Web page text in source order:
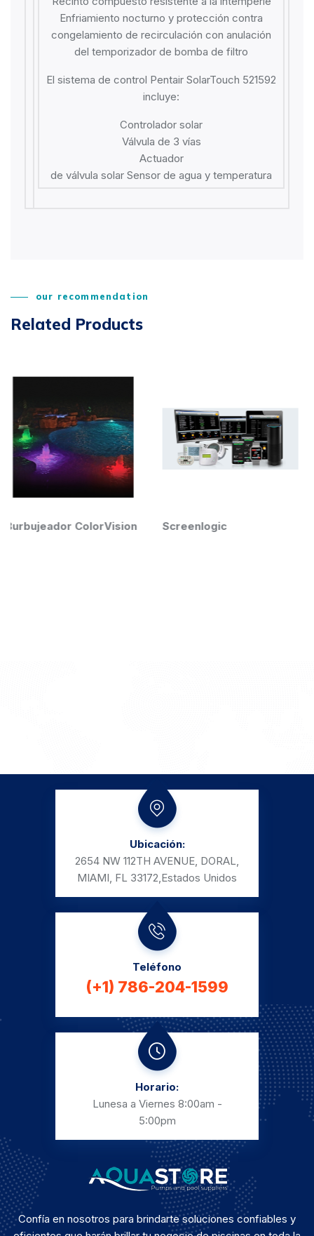
Enfriamiento nocturno y protección contra
congelamiento de recirculación con anulación
del temporizador de bomba de filtro
El sistema de control Pentair SolarTouch 521592
incluye:
Controlador solar
Válvula de 3 vías
Actuador
de válvula solar Sensor de agua y temperatura
our recommendation
Related Products
Screenlogic
Controlador de
Ubicación:
2654 NW 112TH AVENUE, DORAL,
MIAMI, FL 33172, Estados Unidos
Teléfono
(+1) 786-204-1599
Horario:
Lunesa a Viernes 8:00am -
5:00pm
Confía en nosotros para brindarte soluciones confiables y